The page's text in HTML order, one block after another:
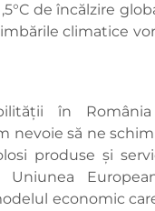
de încălzire
climatice
în
nevoie să ne
produse și
Uniunea
economic